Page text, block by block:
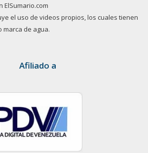
ElSumario.com
el uso de videos propios, los cuales tienen
marca de agua.
Afiliado a